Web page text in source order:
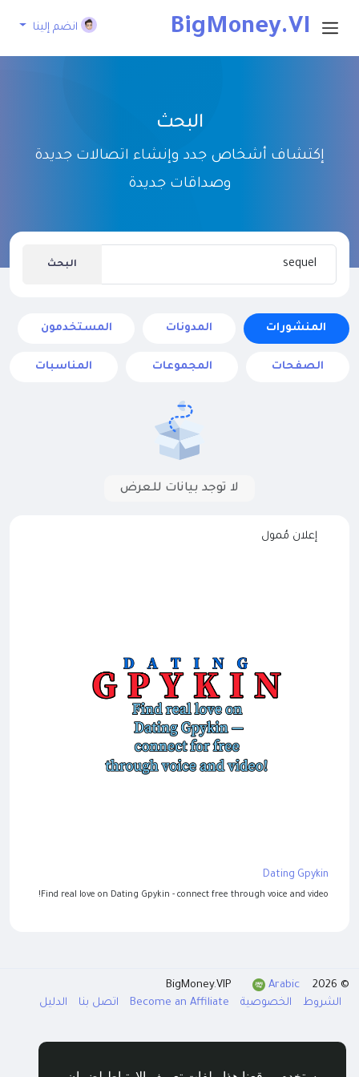
BigMoney.VI انضم إلينا
البحث
إكتشاف أشخاص جدد وإنشاء اتصالات جديدة
وصداقات جديدة
البحث
المنشورات المدونات المستخدمون
الصفحات المجموعات المناسبات
لا توجد بيانات للعرض
إعلان مُمول
Dating Gpykin
Find real love on Dating Gpykin - connect free through voice and video!
© 2026 BigMoney.VIP
Arabic
الشروط
الخصوصية Become an Affiliate اتصل بنا الدليل